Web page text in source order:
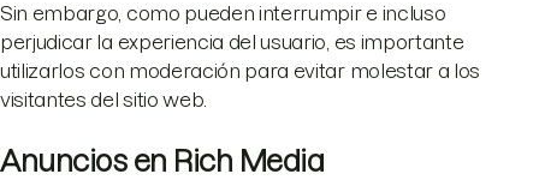
Sin embargo, como pueden interrumpir e incluso
perjudicar la experiencia del usuario, es importante
utilizarlos con moderación para evitar molestar a los
visitantes del sitio web.
Anuncios en Rich Media